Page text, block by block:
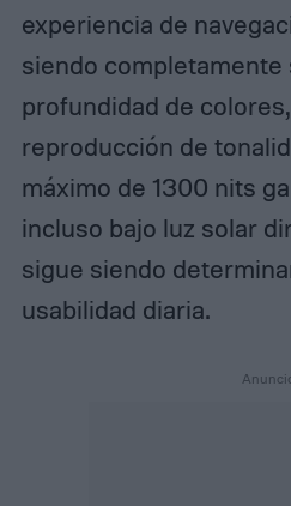
experiencia de
siendo completamente
profundidad de
reproducción de
máximo de 1300 nits
incluso bajo luz solar
sigue siendo
usabilidad diaria.